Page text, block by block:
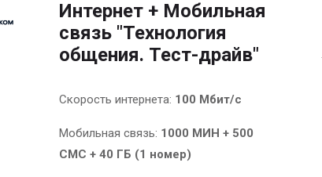
Интернет + Мобильная
связь "Технология
общения. Тест-драйв"
Скорость интернета: 100 Мбит/с
Мобильная связь: 1000 МИН + 500
СМС + 40 ГБ (1 номер)